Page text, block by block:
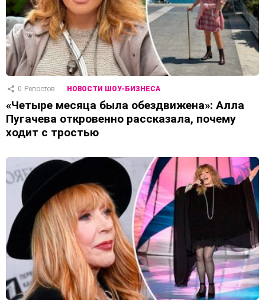
0 Репостов НОВОСТИ ШОУ-БИЗНЕСА
«Четыре месяца была обездвижена»: Алла
Пугачева откровенно рассказала, почему
ходит с тростью